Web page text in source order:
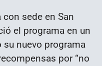
sede en San
el programa en un
nuevo programa
por “no